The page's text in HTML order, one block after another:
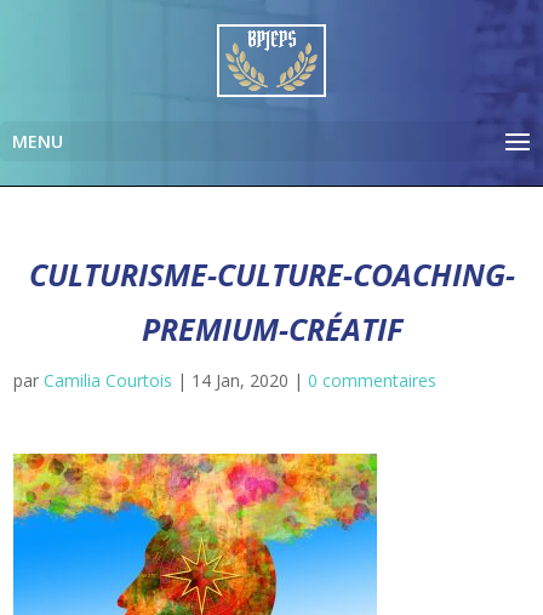
CULTURISME-CULTURE-COACHING-
PREMIUM-CRÉATIF
parCamilia Courtois | 14 Jan, 2020 |0 commentaires